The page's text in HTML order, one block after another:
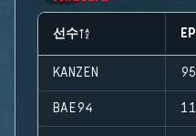
선수
KANZEN 95
BAE94